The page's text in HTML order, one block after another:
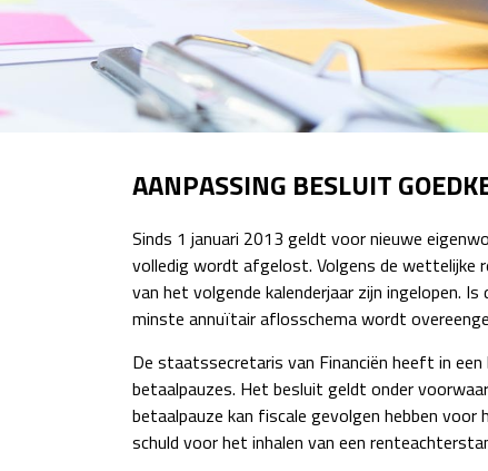
AANPASSING BESLUIT
Sinds 1 januari 2013 geldt voor nieuwe
volledig wordt afgelost. Volgens de wettelijke
van het volgende kalenderjaar zijn ingelopen.
minste annuïtair aflosschema wordt
De staatssecretaris van Financiën heeft in
betaalpauzes. Het besluit geldt onder
betaalpauze kan fiscale gevolgen hebben
schuld voor het inhalen van een